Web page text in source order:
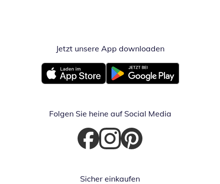
Jetzt unsere App downloadenÖffnet in
Öffnet in neuem FensterÖffnet in neuem Fenster
Folgen Sie heine auf Social Media
Öffnet in neuem Fenster
Öffnet in neuem Fenster
Öffnet in neuem Fenster
Sicher einkaufen